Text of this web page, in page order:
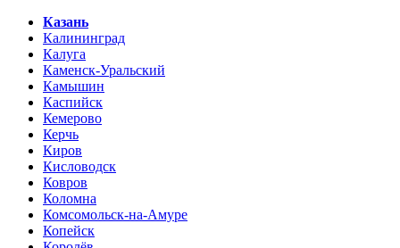
Казань
Калининград
Калуга
Каменск-Уральский
Камышин
Каспийск
Кемерово
Керчь
Киров
Кисловодск
Ковров
Коломна
Комсомольск-на-Амуре
Копейск